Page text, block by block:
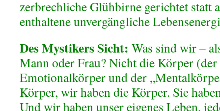
zerbrechliche Glühbirne gerichtet statt
enthaltene unvergängliche
Des Mystikers Sicht: Was sind wir –
Mann oder Frau? Nicht die Körper
Emotionalkörper und der
Körper, wir haben die Körper. Sie
Und wir haben unser eigenes Leben,